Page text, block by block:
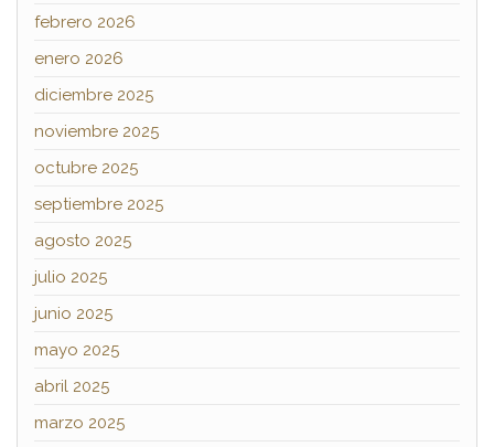
febrero 2026
enero 2026
diciembre 2025
noviembre 2025
octubre 2025
septiembre 2025
agosto 2025
julio 2025
junio 2025
mayo 2025
abril 2025
marzo 2025